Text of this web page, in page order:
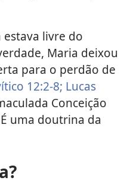
livre do
Maria deixou
para o perdão de
12:2-8; Lucas
Conceição
uma doutrina da